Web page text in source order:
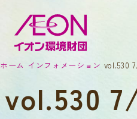
ホーム インフォメーション vol.530
vol.530